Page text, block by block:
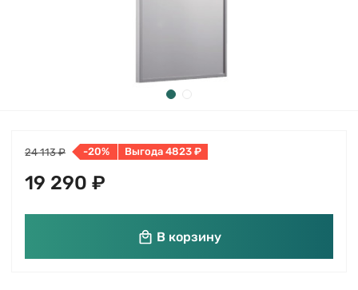
24 113 ₽ -20% Выгода 4823 ₽
19 290 ₽
В корзину